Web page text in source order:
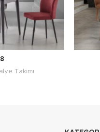
Takımı